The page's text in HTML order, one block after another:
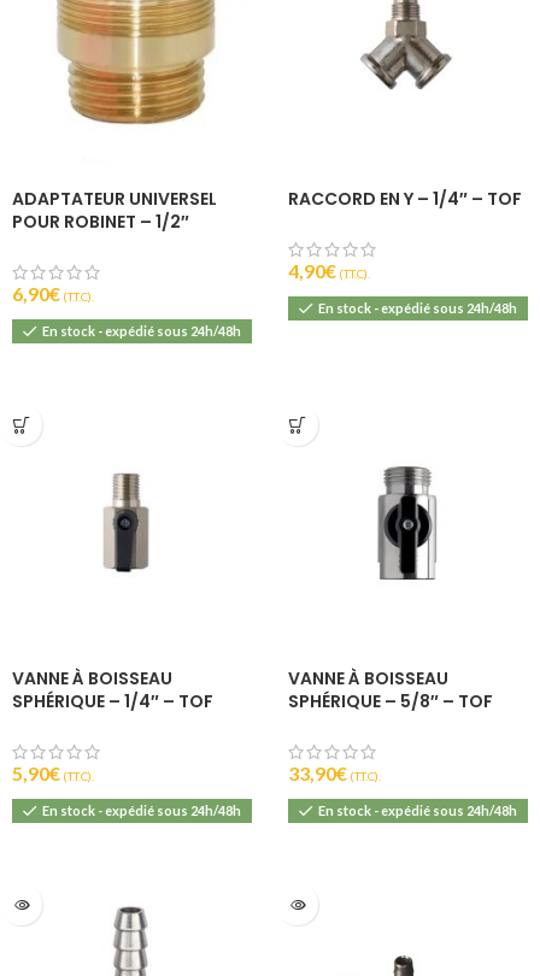
ADAPTATEUR UNIVERSEL
POUR ROBINET – 1/2″
6,90€ (T.T.C).
En stock - expédié sous 24h/48h
RACCORD EN Y – 1/4″ – TOF
4,90€ (T.T.C).
En stock - expédié sous 24h/48h
VANNE À BOISSEAU
SPHÉRIQUE – 1/4″ – TOF
5,90€ (T.T.C).
En stock - expédié sous 24h/48h
VANNE À BOISSEAU
SPHÉRIQUE – 5/8″ – TOF
33,90€ (T.T.C).
En stock - expédié sous 24h/48h